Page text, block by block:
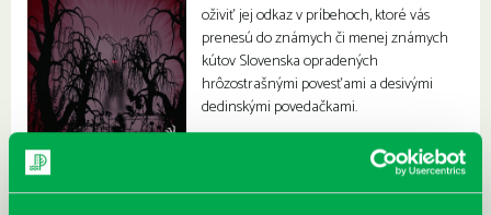
oživiť jej odkaz v príbehoch, ktoré vás
prenesú do známych či menej známych
kútov Slovenska opradených
hrôzostrašnými povesťami a desivými
dedinskými povedačkami.